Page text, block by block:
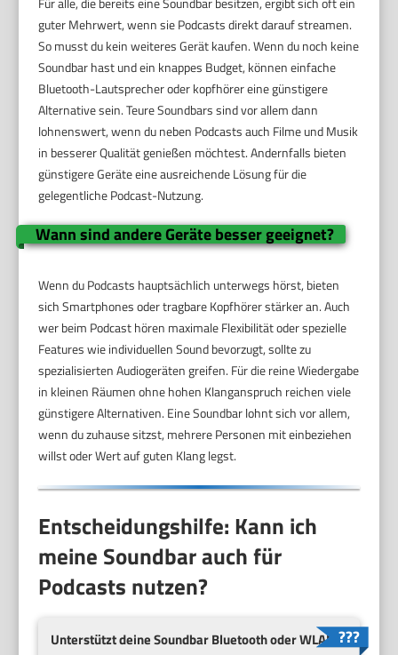
guter Mehrwert, wenn sie Podcasts direkt darauf streamen.
So musst du kein weiteres Gerät kaufen. Wenn du noch keine
Soundbar hast und ein knappes Budget, können einfache
Bluetooth-Lautsprecher oder kopf­hörer eine günstigere
Alternative sein. Teure Soundbars sind vor allem dann
lohnenswert, wenn du neben Podcasts auch Filme und Musik
in besserer Qualität genießen möchtest. Andernfalls bieten
günstigere Geräte eine ausreichende Lösung für die
gelegentliche Podcast-Nutzung.
Wann sind andere Geräte besser geeignet?
Wenn du Podcasts hauptsächlich unterwegs hörst, bieten
sich Smartphones oder tragbare Kopfhörer stärker an. Auch
wer beim Podcast hören maximale Flexibilität oder spezielle
Features wie individuellen Sound bevorzugt, sollte zu
spezialisierten Audiogeräten greifen. Für die reine Wiedergabe
in kleinen Räumen ohne hohen Klanganspruch reichen viele
günstigere Alternativen. Eine Soundbar lohnt sich vor allem,
wenn du zuhause sitzst, mehrere Personen mit einbeziehen
willst oder Wert auf guten Klang legst.
Entscheidungshilfe: Kann ich
meine Soundbar auch für
Podcasts nutzen?
Unterstützt deine Soundbar Bluetooth oder WLAN?